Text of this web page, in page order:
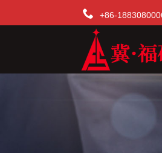
+86-